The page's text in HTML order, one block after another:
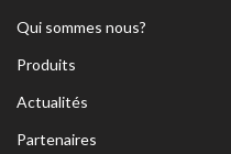
Qui sommes nous?
Produits
Actualités
Partenaires